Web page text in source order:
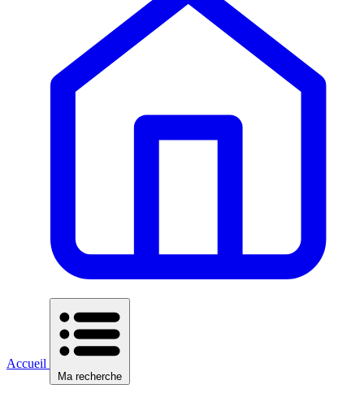
Accueil
Ma recherche